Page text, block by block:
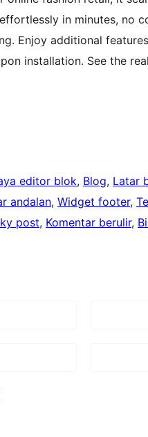
in minutes, no
Enjoy additional
installation. See the
editor blok, Blog, Latar
andalan, Widget footer,
post, Komentar berulir,